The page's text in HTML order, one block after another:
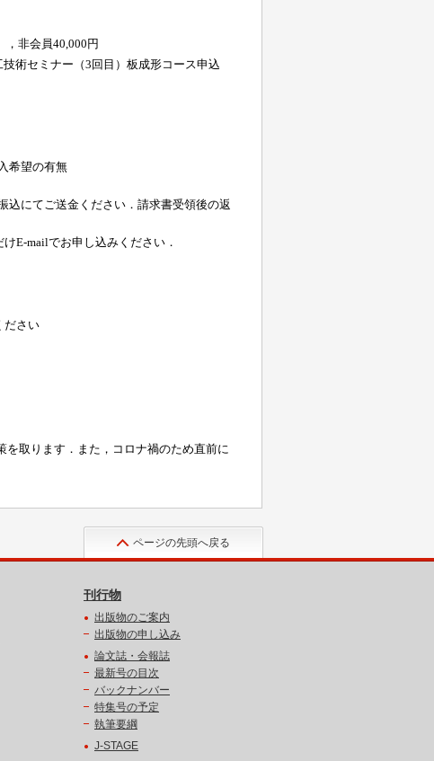
ページの先頭へ戻る
刊行物
出版物のご案内
出版物の申し込み
論文誌・会報誌
最新号の目次
バックナンバー
特集号の予定
執筆要綱
J-STAGE